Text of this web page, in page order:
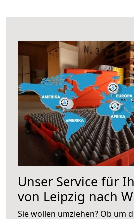
Unser Service für
von Leipzig nach
Sie wollen umziehen? Ob um